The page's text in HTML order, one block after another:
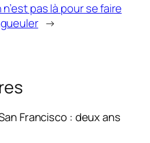
n’est pas là pour se faire
→
Francisco : deux ans